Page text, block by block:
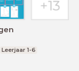
Leerjaar 1-6